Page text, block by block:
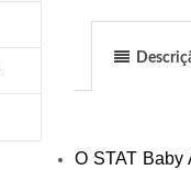
O STAT Baby